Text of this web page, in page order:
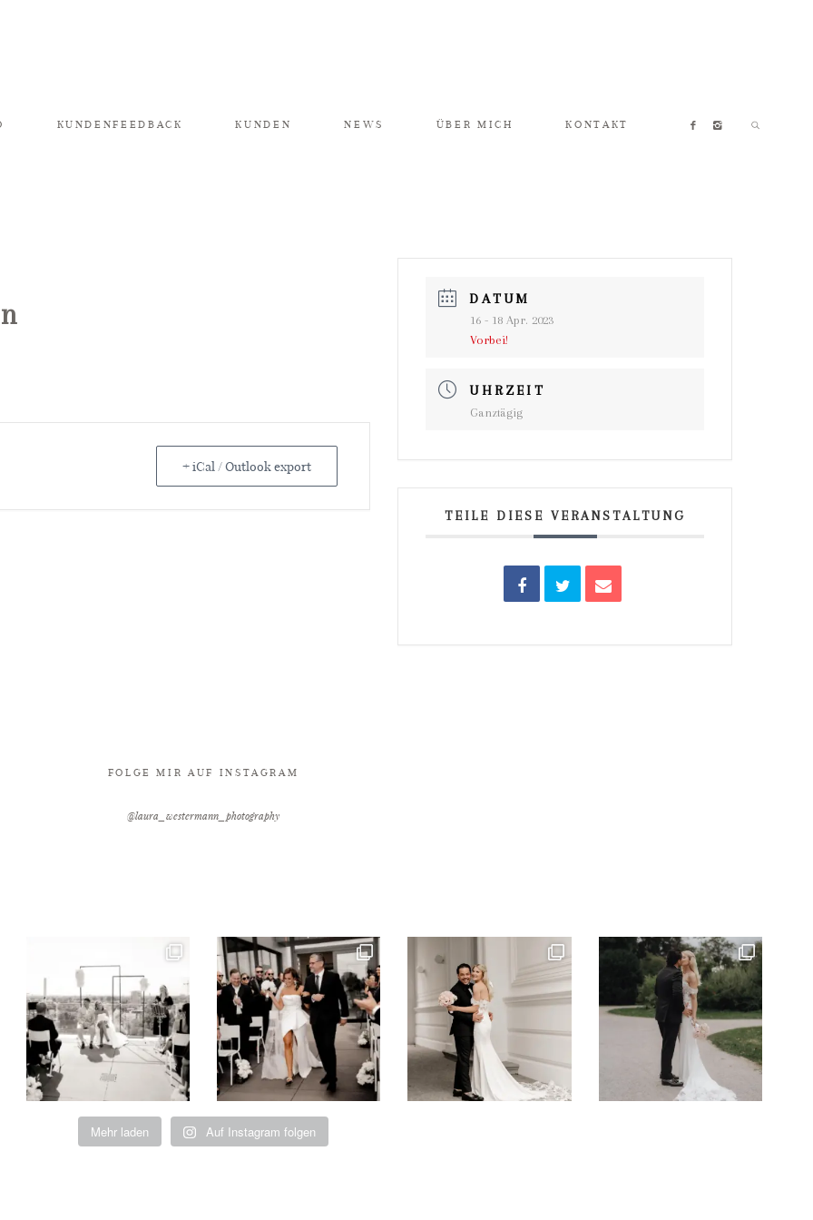
KUNDENFEEDBACK KUNDEN NEWS ÜBER MICH KONTAKT
+ iCal / Outlook export
DATUM
16 - 18 Apr. 2023
Vorbei!
UHRZEIT
Ganztägig
TEILE DIESE VERANSTALTUNG
FOLGE MIR AUF INSTAGRAM
@laura_westermann_photography
Mehr laden Auf Instagram folgen